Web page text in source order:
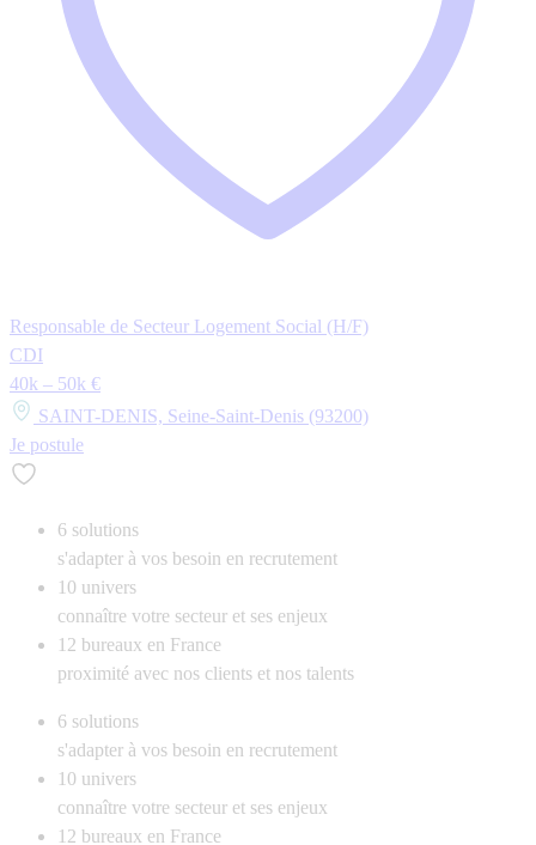
Responsable de Secteur Logement Social (H/F)
CDI
40k – 50k €
SAINT-DENIS, Seine-Saint-Denis (93200)
Je postule
6 solutions
s'adapter à vos besoin en recrutement
10 univers
connaître votre secteur et ses enjeux
12 bureaux en France
proximité avec nos clients et nos talents
6 solutions
s'adapter à vos besoin en recrutement
10 univers
connaître votre secteur et ses enjeux
12 bureaux en France